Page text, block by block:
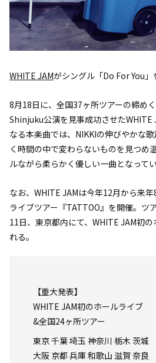
WHITE JAMがシングル「Do For You」
8月18日に、全国37ヶ所ツアーの締め
Shinjuku公演を見事成功させたWHITE
なる本楽曲では、NIKKIの伸びやかな
く時間の中で変わらないものを見つめ
ルながら柔らかく優しい一曲となってい
なお、WHITE JAMは今年12月から来
ライブツアー『TATTOO』を開催。ツ
11日、東京都内にて、WHITE JAM初
れる。
【重大発表】
WHITE JAM初のホールライブ
&全国24ヶ所ツアー
東京 千葉 埼玉 神奈川 栃木 茨城
大阪 京都 兵庫 和歌山 滋賀 奈良